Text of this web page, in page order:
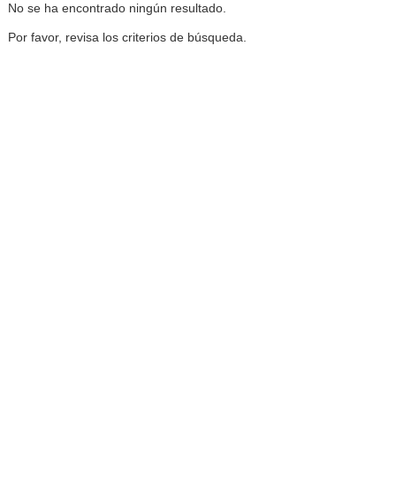
No se ha encontrado ningún resultado.
Por favor, revisa los criterios de búsqueda.